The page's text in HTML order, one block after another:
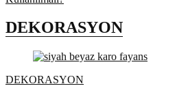
DEKORASYON
DEKORASYON